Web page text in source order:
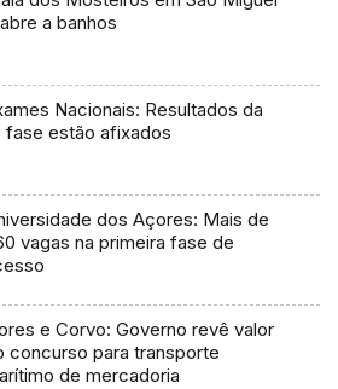
a banhos
Nacionais: Resultados da
fase estão afixados
dos Açores: Mais de
vagas na primeira fase de
e Corvo: Governo revê valor
concurso para transporte
de mercadoria